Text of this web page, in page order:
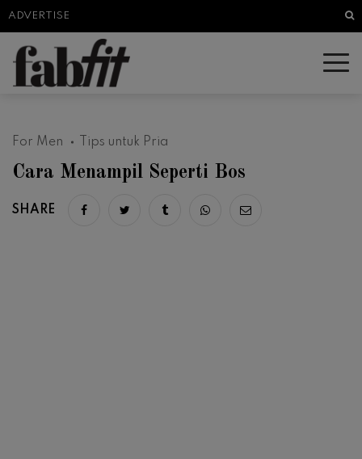
ADVERTISE
For Men Tips untuk Pria
Cara Menampil Seperti Bos
SHARE Share on facebook
Share on twitter
Share on tumblr
Share via whatsapp
Share via email